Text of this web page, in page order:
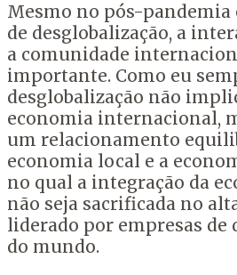
Mesmo no pós-pandemia
de desglobalização, a
a comunidade
importante. Como eu
desglobalização não
economia internacional,
um relacionamento
economia local e a
no qual a integração da
não seja sacrificada no
liderado por empresas de
do mundo.